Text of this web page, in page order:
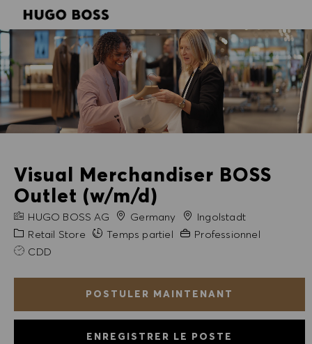
Visual Merchandiser BOSS
Outlet (w/m/d)
NOM DE L'ENTREPRISE
HUGO BOSS AG Germany VilleIngolstadt
Catégorie
Retail Store Temps partiel Expérience requise
Professionnel
CDD
POSTULER MAINTENANT
ENREGISTRER LE POSTE